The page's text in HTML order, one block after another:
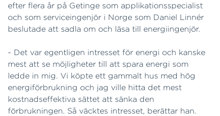
efter flera år på Getinge som applikationsspecialist
och som serviceingenjör i Norge som Daniel Linnér
beslutade att sadla om och läsa till energiingenjör.
- Det var egentligen intresset för energi och kanske
mest att se möjligheter till att spara energi som
ledde in mig. Vi köpte ett gammalt hus med hög
energiförbrukning och jag ville hitta det mest
kostnadseffektiva sättet att sänka den
förbrukningen. Så väcktes intresset, berättar han.